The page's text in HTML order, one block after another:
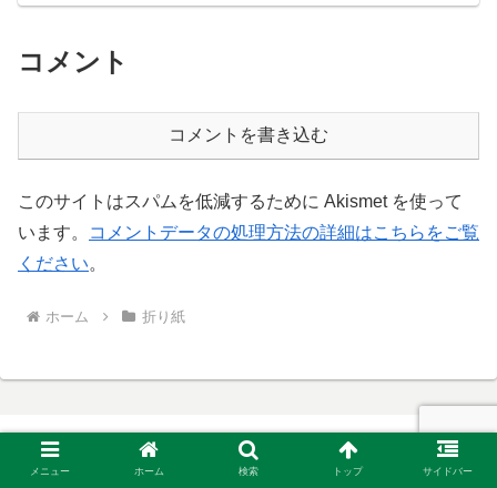
コメント
コメントを書き込む
このサイトはスパムを低減するために Akismet を使って
います。
コメントデータの処理方法の詳細はこちらをご覧
ください。
ホーム 折り紙
アイシーインフォ
メニュー ホーム 検索 トップ サイドバー